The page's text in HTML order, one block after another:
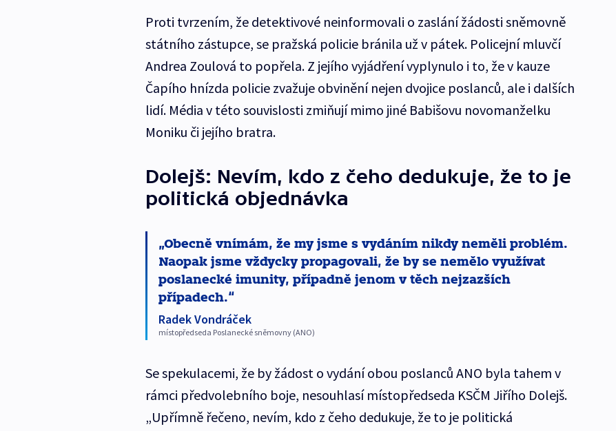
Proti tvrzením, že detektivové neinformovali o zaslání žádosti sněmovně
státního zástupce, se pražská policie bránila už v pátek. Policejní mluvčí
Andrea Zoulová to popřela. Z jejího vyjádření vyplynulo i to, že v kauze
Čapího hnízda policie zvažuje obvinění nejen dvojice poslanců, ale i dalších
lidí. Média v této souvislosti zmiňují mimo jiné Babišovu novomanželku
Moniku či jejího bratra.
Dolejš: Nevím, kdo z čeho dedukuje, že to je
politická objednávka
Obecně vnímám, že my jsme s vydáním nikdy neměli problém.
Naopak jsme vždycky propagovali, že by se nemělo využívat
poslanecké imunity, případně jenom v těch nejzazších
případech.
Radek Vondráček
místopředseda Poslanecké sněmovny (ANO)
Se spekulacemi, že by žádost o vydání obou poslanců ANO byla tahem v
rámci předvolebního boje, nesouhlasí místopředseda KSČM Jiřího Dolejš.
„Upřímně řečeno, nevím, kdo z čeho dedukuje, že to je politická